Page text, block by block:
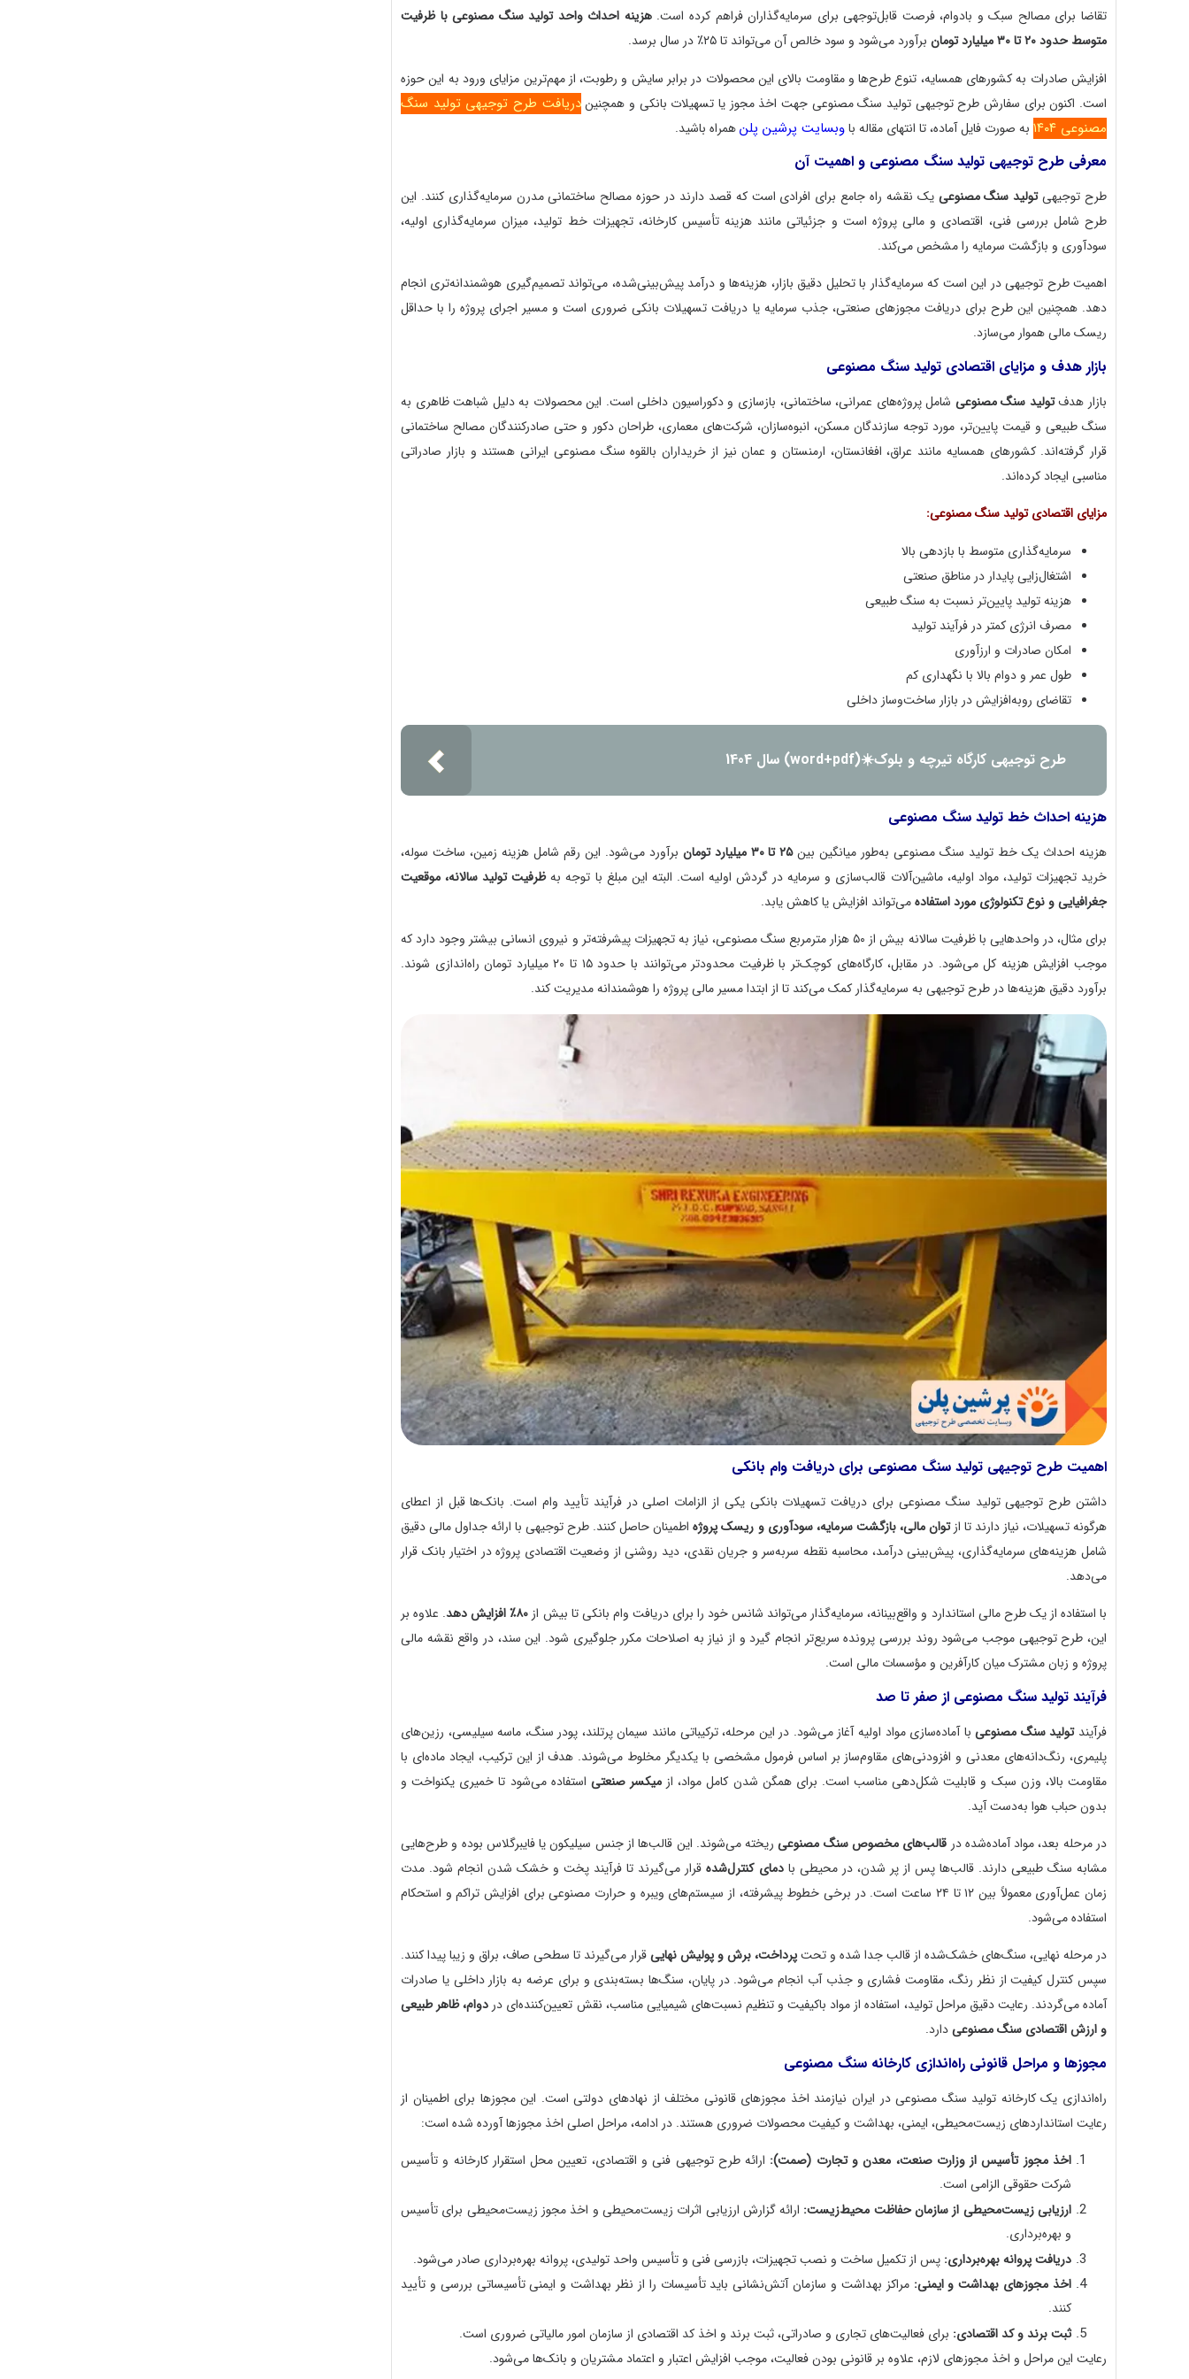
تقاضا برای مصالح سبک و بادوام، فرصت قابل‌توجهی برای سرمایه‌گذاران فراهم کرده است.هزینه احداث واحد تولید سنگ مصنوعی با ظرفیت
متوسط حدود ۲۰ تا ۳۰ میلیارد تومان
برآورد می‌شود و سود خالص آن می‌تواند تا ۲۵٪ در سال برسد.
افزایش صادرات به کشورهای همسایه، تنوع طرح‌ها و مقاومت بالای این محصولات در برابر سایش و رطوبت، از مهم‌ترین مزایای ورود به این حوزه
است. اکنون برای سفارش طرح توجیهی تولید سنگ مصنوعی جهت اخذ مجوز یا تسهیلات بانکی و همچنیندریافت طرح توجیهی تولید سنگ
مصنوعی ۱۴۰۴
به صورت فایل آماده، تا انتهای مقاله باوبسایت پرشین پلنهمراه باشید.
معرفی طرح توجیهی تولید سنگ مصنوعی و اهمیت آن
طرح توجیهیتولید سنگ مصنوعی یک نقشه راه جامع برای افرادی است که قصد دارند در حوزه مصالح ساختمانی مدرن سرمایه‌گذاری کنند. این
طرح شامل بررسی فنی، اقتصادی و مالی پروژه است و جزئیاتی مانند هزینه تأسیس کارخانه، تجهیزات خط تولید، میزان سرمایه‌گذاری اولیه،
سودآوری و بازگشت سرمایه را مشخص می‌کند.
اهمیت طرح توجیهی در این است که سرمایه‌گذار با تحلیل دقیق بازار، هزینه‌ها و درآمد پیش‌بینی‌شده، می‌تواند تصمیم‌گیری هوشمندانه‌تری انجام
دهد. همچنین این طرح برای دریافت مجوزهای صنعتی، جذب سرمایه یا دریافت تسهیلات بانکی ضروری است و مسیر اجرای پروژه را با حداقل
ریسک مالی هموار می‌سازد.
بازار هدف و مزایای اقتصادی تولید سنگ مصنوعی
بازار هدفتولید سنگ مصنوعی شامل پروژه‌های عمرانی، ساختمانی، بازسازی و دکوراسیون داخلی است. این محصولات به دلیل شباهت ظاهری به
سنگ طبیعی و قیمت پایین‌تر، مورد توجه سازندگان مسکن، انبوه‌سازان، شرکت‌های معماری، طراحان دکور و حتی صادرکنندگان مصالح ساختمانی
قرار گرفته‌اند. کشورهای همسایه مانند عراق، افغانستان، ارمنستان و عمان نیز از خریداران بالقوه سنگ مصنوعی ایرانی هستند و بازار صادراتی
مناسبی ایجاد کرده‌اند.
مزایای اقتصادی تولید سنگ مصنوعی:
سرمایه‌گذاری متوسط با بازدهی بالا
اشتغال‌زایی پایدار در مناطق صنعتی
هزینه تولید پایین‌تر نسبت به سنگ طبیعی
مصرف انرژی کمتر در فرآیند تولید
امکان صادرات و ارزآوری
طول عمر و دوام بالا با نگهداری کم
تقاضای رو‌به‌افزایش در بازار ساخت‌وساز داخلی
طرح توجیهی کارگاه تیرچه و بلوک☀️(word+pdf) سال 1404
هزینه احداث خط تولید سنگ مصنوعی
هزینه احداث یک خط تولید سنگ مصنوعی به‌طور میانگین بین۲۵ تا ۳۰ میلیارد تومان
برآورد می‌شود. این رقم شامل هزینه زمین، ساخت سوله،
خرید تجهیزات تولید، مواد اولیه، ماشین‌آلات قالب‌سازی و سرمایه در گردش اولیه است. البته این مبلغ با توجه بهظرفیت تولید سالانه، موقعیت
جغرافیایی و نوع تکنولوژی مورد استفادهمی‌تواند افزایش یا کاهش یابد.
برای مثال، در واحدهایی با ظرفیت سالانه بیش از ۵۰ هزار مترمربع سنگ مصنوعی، نیاز به تجهیزات پیشرفته‌تر و نیروی انسانی بیشتر وجود دارد که
موجب افزایش هزینه کل می‌شود. در مقابل، کارگاه‌های کوچک‌تر با ظرفیت محدودتر می‌توانند با حدود ۱۵ تا ۲۰ میلیارد تومان راه‌اندازی شوند.
برآورد دقیق هزینه‌ها در طرح توجیهی به سرمایه‌گذار کمک می‌کند تا از ابتدا مسیر مالی پروژه را هوشمندانه مدیریت کند.
اهمیت طرح توجیهی تولید سنگ مصنوعی برای دریافت وام بانکی
داشتن طرح توجیهی تولید سنگ مصنوعی برای دریافت تسهیلات بانکی یکی از الزامات اصلی در فرآیند تأیید وام است. بانک‌ها قبل از اعطای
هرگونه تسهیلات، نیاز دارند تا ازتوان مالی، بازگشت سرمایه، سودآوری و ریسک پروژهاطمینان حاصل کنند. طرح توجیهی با ارائه جداول مالی دقیق
شامل هزینه‌های سرمایه‌گذاری، پیش‌بینی درآمد، محاسبه نقطه سر‌به‌سر و جریان نقدی، دید روشنی از وضعیت اقتصادی پروژه در اختیار بانک قرار
می‌دهد.
با استفاده از یک طرح مالی استاندارد و واقع‌بینانه، سرمایه‌گذار می‌تواند شانس خود را برای دریافت وام بانکی تا بیش از ۸۰٪ افزایش دهد
. علاوه بر
این، طرح توجیهی موجب می‌شود روند بررسی پرونده سریع‌تر انجام گیرد و از نیاز به اصلاحات مکرر جلوگیری شود. این سند، در واقع نقشه مالی
پروژه و زبان مشترک میان کارآفرین و مؤسسات مالی است.
فرآیند تولید سنگ مصنوعی از صفر تا صد
فرآیندتولید سنگ مصنوعیبا آماده‌سازی مواد اولیه آغاز می‌شود. در این مرحله، ترکیباتی مانند سیمان پرتلند، پودر سنگ، ماسه سیلیسی، رزین‌های
پلیمری، رنگ‌دانه‌های معدنی و افزودنی‌های مقاوم‌ساز بر اساس فرمول مشخصی با یکدیگر مخلوط می‌شوند. هدف از این ترکیب، ایجاد ماده‌ای با
مقاومت بالا، وزن سبک و قابلیت شکل‌دهی مناسب است. برای همگن شدن کامل مواد، ازمیکسر صنعتی استفاده می‌شود تا خمیری یکنواخت و
بدون حباب هوا به‌دست آید.
در مرحله بعد، مواد آماده‌شده در قالب‌های مخصوص سنگ مصنوعیریخته می‌شوند. این قالب‌ها از جنس سیلیکون یا فایبرگلاس بوده و طرح‌هایی
مشابه سنگ طبیعی دارند. قالب‌ها پس از پر شدن، در محیطی بادمای کنترل‌شدهقرار می‌گیرند تا فرآیند پخت و خشک شدن انجام شود. مدت
زمان عمل‌آوری معمولاً بین ۱۲ تا ۲۴ ساعت است. در برخی خطوط پیشرفته، از سیستم‌های ویبره و حرارت مصنوعی برای افزایش تراکم و استحکام
استفاده می‌شود.
در مرحله نهایی، سنگ‌های خشک‌شده از قالب جدا شده و تحتپرداخت، برش و پولیش نهاییقرار می‌گیرند تا سطحی صاف، براق و زیبا پیدا کنند.
سپس کنترل کیفیت از نظر رنگ، مقاومت فشاری و جذب آب انجام می‌شود. در پایان، سنگ‌ها بسته‌بندی و برای عرضه به بازار داخلی یا صادرات
آماده می‌گردند. رعایت دقیق مراحل تولید، استفاده از مواد باکیفیت و تنظیم نسبت‌های شیمیایی مناسب، نقش تعیین‌کننده‌ای در دوام، ظاهر طبیعی
و ارزش اقتصادی سنگ مصنوعیدارد.
مجوزها و مراحل قانونی راه‌اندازی کارخانه سنگ مصنوعی
راه‌اندازی یک کارخانه تولید سنگ مصنوعی در ایران نیازمند اخذ مجوزهای قانونی مختلف از نهادهای دولتی است. این مجوزها برای اطمینان از
رعایت استانداردهای زیست‌محیطی، ایمنی، بهداشت و کیفیت محصولات ضروری هستند. در ادامه، مراحل اصلی اخذ مجوزها آورده شده است:
اخذ مجوز تأسیس از وزارت صنعت، معدن و تجارت (صمت): ارائه طرح توجیهی فنی و اقتصادی، تعیین محل استقرار کارخانه و تأسیس
شرکت حقوقی الزامی است.
ارزیابی زیست‌محیطی از سازمان حفاظت محیط‌زیست: ارائه گزارش ارزیابی اثرات زیست‌محیطی و اخذ مجوز زیست‌محیطی برای تأسیس
و بهره‌برداری.
دریافت پروانه بهره‌برداری: پس از تکمیل ساخت و نصب تجهیزات، بازرسی فنی و تأسیس واحد تولیدی، پروانه بهره‌برداری صادر می‌شود.
اخذ مجوزهای بهداشت و ایمنی: مراکز بهداشت و سازمان آتش‌نشانی باید تأسیسات را از نظر بهداشت و ایمنی تأسیساتی بررسی و تأیید
کنند.
ثبت برند و کد اقتصادی: برای فعالیت‌های تجاری و صادراتی، ثبت برند و اخذ کد اقتصادی از سازمان امور مالیاتی ضروری است.
رعایت این مراحل و اخذ مجوزهای لازم، علاوه بر قانونی بودن فعالیت، موجب افزایش اعتبار و اعتماد مشتریان و بانک‌ها می‌شود.